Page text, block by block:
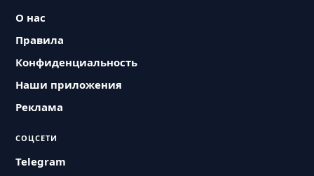
О нас
Правила
Конфиденциальность
Наши приложения
Реклама
СОЦСЕТИ
Telegram